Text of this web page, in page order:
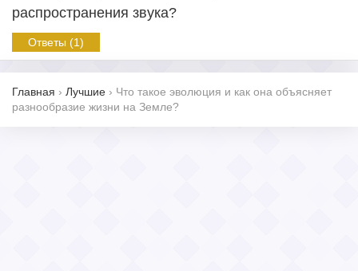
распространения звука?
Ответы (1)
Главная › Лучшие › Что такое эволюция и как она объясняет
разнообразие жизни на Земле?